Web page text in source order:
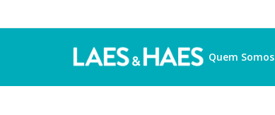
Quem Somos